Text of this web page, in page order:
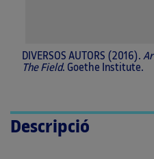
DIVERSOS AUTORS (2016).
The Field. Goethe Institute.
Descripció